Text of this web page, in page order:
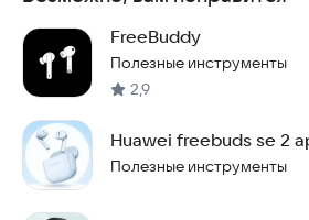
FreeBuddy
Полезные инструменты
2,9
Huawei freebuds se 2
Полезные инструменты